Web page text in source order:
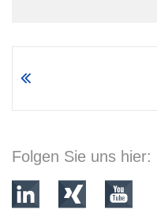
Folgen Sie uns hier: